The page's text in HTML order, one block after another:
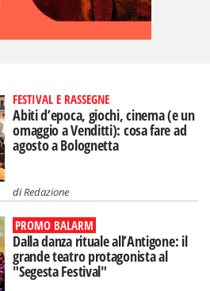
FESTIVAL E RASSEGNE
Abiti d’epoca, giochi, cinema (e un
omaggio a Venditti): cosa fare ad
agosto a Bolognetta
diRedazione
PROMO BALARM
Dalla danza rituale all’Antigone: il
grande teatro protagonista al
"Segesta Festival"